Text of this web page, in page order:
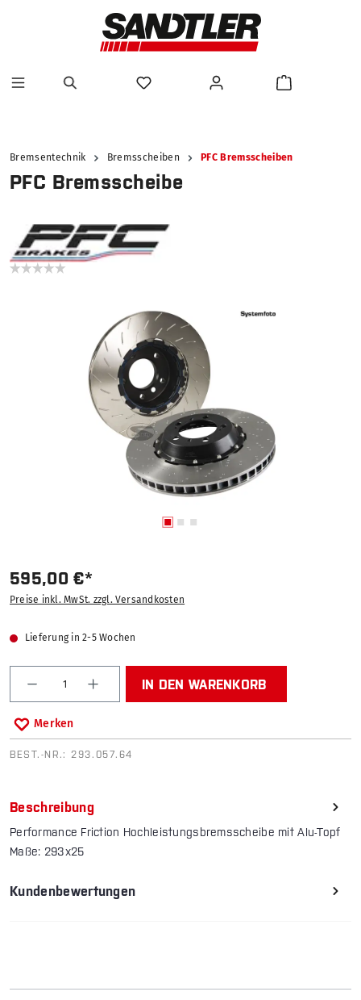
Bremsentechnik Bremsscheiben PFC Bremsscheiben
PFC Bremsscheibe
Bildergalerie überspringen
595,00 €*
Preise inkl. MwSt. zzgl. Versandkosten
Lieferung in 2-5 Wochen
Produkt Anzahl: Gib den gewünschten Wert ein
IN DEN WARENKORB
Merken
BEST.-NR.: 293.057.64
Beschreibung
Performance Friction Hochleistungsbremsscheibe mit Alu-Topf
Maße: 293x25
Kundenbewertungen